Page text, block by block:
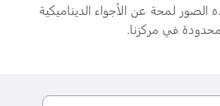
الصور لمحة عن الأجواء الديناميكية
في مركزنا.